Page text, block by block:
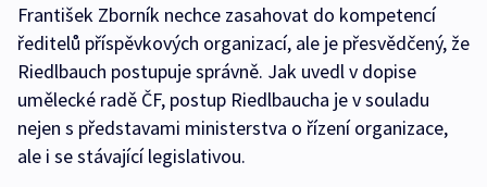
František Zborník nechce zasahovat do kompetencí
ředitelů příspěvkových organizací, ale je přesvědčený, že
Riedlbauch postupuje správně. Jak uvedl v dopise
umělecké radě ČF, postup Riedlbaucha je v souladu
nejen s představami ministerstva o řízení organizace,
ale i se stávající legislativou.